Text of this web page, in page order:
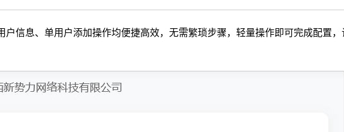
信息、单用户添加操作均便捷高效，无需繁琐步骤，轻量操作即可完成配置